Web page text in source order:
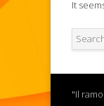
It
"Il